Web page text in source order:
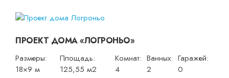
ПРОЕКТ ДОМА «ЛОГРОНЬО»
Размеры:
18×9 м
Площадь:
125,55 м2
Комнат:
4
Ванных:
2
Гаражей:
0